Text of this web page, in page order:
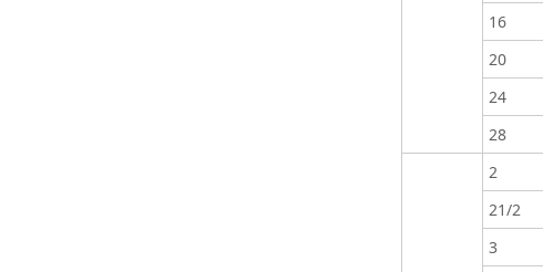
16
20
24
28
2
21/2
3